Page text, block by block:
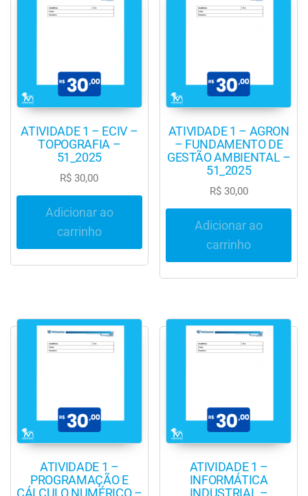
ATIVIDADE 1 – ECIV –
TOPOGRAFIA –
51_2025
R$ 30,00
Adicionar ao
carrinho
ATIVIDADE 1 – AGRON
– FUNDAMENTO DE
GESTÃO AMBIENTAL –
51_2025
R$30,00
Adicionar ao
carrinho
ATIVIDADE 1 –
PROGRAMAÇÃO E
ATIVIDADE 1 –
INFORMÁTICA